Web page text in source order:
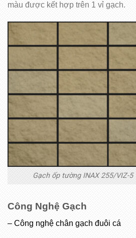
màu được kết hợp trên 1 vỉ gạch.
Gạch ốp tường INAX 255/VIZ-5
Công Nghệ Gạch
– Công nghệ chân gạch đuôi cá